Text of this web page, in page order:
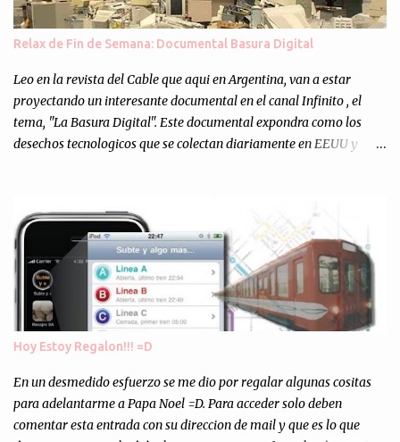
hubo que coordinar horarios, preparar el estudio, configurar
muchos programejos y hacer muchas pruebas. ¿El resultado?
Totalmente inesperado. Mas de 200 personas en vivo
escuchándonos y viendo como grabamos el semanario es, para mi
personalmente, un éxito y un logro sin precedentes. Sinceram...
Relax de Fin de Semana: Documental Basura Digital
Leo en la revista del Cable que aqui en Argentina, van a estar
proyectando un interesante documental en el canal Infinito , el
tema, "La Basura Digital". Este documental expondra como los
desechos tecnologicos que se colectan diariamente en EEUU y
Asi, todos los residuos sonincinerados produciendo lo que los
ambientalistas llaman "La Pesadilla de la Edad Cibernetica". La
transmision es el Domingo 2 de diciembre a las 21:00 hs. Me
parecio muy interesante, no creo que lo pueda ver por la hora, asi
que los comentarios los dejo en sus manos...
Hoy Estoy Regalon!!! =D
En un desmedido esfuerzo se me dio por regalar algunas cositas
para adelantarme a Papa Noel =D. Para acceder solo deben
comentar esta entrada con su direccion de mail y que es lo que